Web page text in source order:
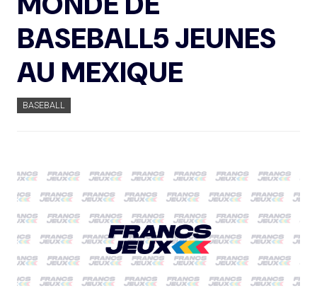
BASEBALL5 JEUNES
AU MEXIQUE
BASEBALL